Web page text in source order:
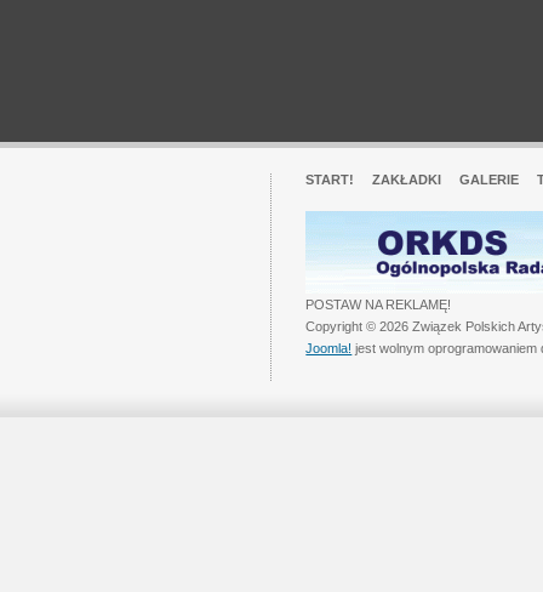
START! ZAKŁADKI GALERIE
POSTAW NA REKLAMĘ!
Copyright © 2026 Związek Polskich
Joomla! jest wolnym